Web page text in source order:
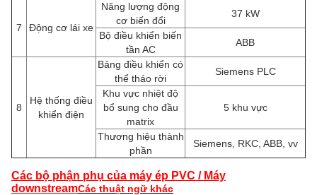
7 Động cơ lái xe
Năng lượng động
cơ biến đổi
37 kW
Bộ điều khiển biến
tần AC
ABB
8
Hệ thống điều
khiển điện
Bảng điều khiển có
thể tháo rời
Siemens PLC
Khu vực nhiệt độ
bổ sung cho đầu
matrix
5 khu vực
Thương hiệu thành
phần
Siemens, RKC, ABB, vv
Các bộ phận phụ của máy ép PVC / Máy
downstreamCác thuật ngữ khác